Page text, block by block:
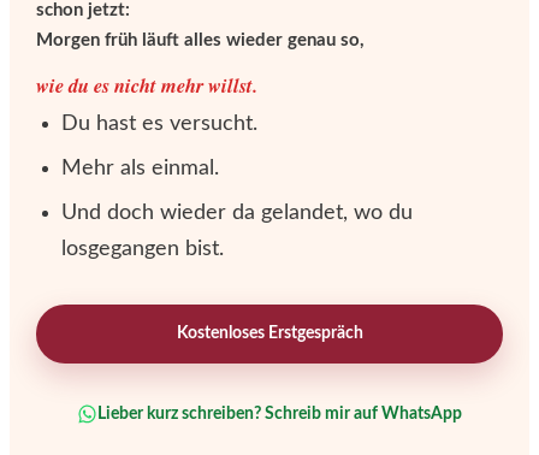
schon jetzt:
Morgen früh läuft alles wieder genau so,
wie du es nicht mehr willst.
Du hast es versucht.
Mehr als einmal.
Und doch wieder da gelandet, wo du
losgegangen bist.
Kostenloses Erstgespräch
Lieber kurz schreiben? Schreib mir auf WhatsApp